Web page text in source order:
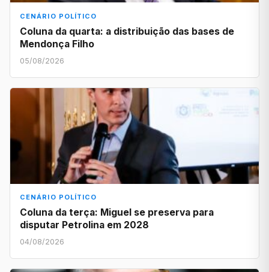
CENÁRIO POLÍTICO
Coluna da quarta: a distribuição das bases de
Mendonça Filho
05/08/2026
CENÁRIO POLÍTICO
Coluna da terça: Miguel se preserva para
disputar Petrolina em 2028
04/08/2026